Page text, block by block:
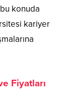
konuda
kariyer
Fiyatları